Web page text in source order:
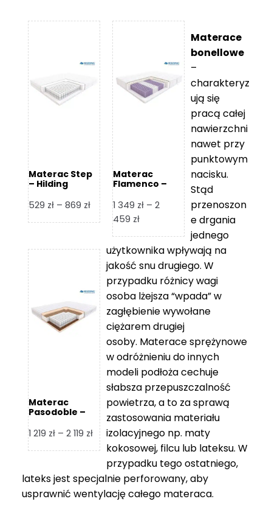
Materac Step
– Hilding
529 zł – 869 złZakres
cen:
529 zł
do
869 zł
Materac
Flamenco –
1 349 zł – 2
459 złZakres
od
1
349 zł
2
459 zł
Materac
Pasodoble –
1 219 zł – 2 119 złZakres
cen:
1
219 zł
do
Materace
bonellowe
–
charakteryz
ują się
pracą całej
nawierzchni
nawet przy
punktowym
nacisku.
Stąd
przenoszon
e drgania
jednego
użytkownika wpływają na
jakość snu drugiego. W
przypadku różnicy wagi
osoba lżejsza “wpada” w
zagłębienie wywołane
ciężarem drugiej
osoby. Materace sprężynowe
w odróżnieniu do innych
modeli podłoża cechuje
słabsza przepuszczalność
powietrza, a to za sprawą
zastosowania materiału
izolacyjnego np. maty
kokosowej, filcu lub lateksu. W
przypadku tego ostatniego,
lateks jest specjalnie perforowany, aby
usprawnić wentylację całego materaca.